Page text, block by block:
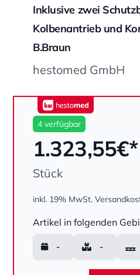
Inklusive zwei
Kolbenantrieb und
B.Braun
hestomed GmbH
4 verfügbar
1.323,55€*
Stück
inkl. 19% MwSt.
Artikel in folgenden
- -